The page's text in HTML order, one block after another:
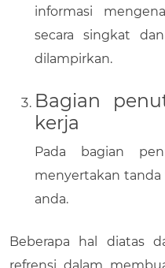
informasi
secara singkat
dilampirkan.
Bagian
kerja
Pada bagian
menyertakan
anda.
Beberapa hal diatas